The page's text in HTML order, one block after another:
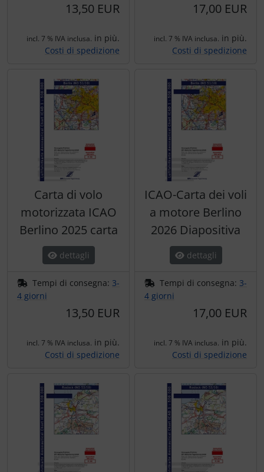
13,50 EUR
incl. 7 % IVA inclusa. in più.
Costi di spedizione
17,00 EUR
incl. 7 % IVA inclusa. in più.
Costi di spedizione
Carta di volo
motorizzata ICAO
Berlino 2025 carta
dettagli
Tempi di consegna: 3-
4 giorni
13,50 EUR
incl. 7 % IVA inclusa. in più.
Costi di spedizione
ICAO-Carta dei voli
a motore Berlino
2026 Diapositiva
dettagli
Tempi di consegna: 3-
4 giorni
17,00 EUR
incl. 7 % IVA inclusa. in più.
Costi di spedizione